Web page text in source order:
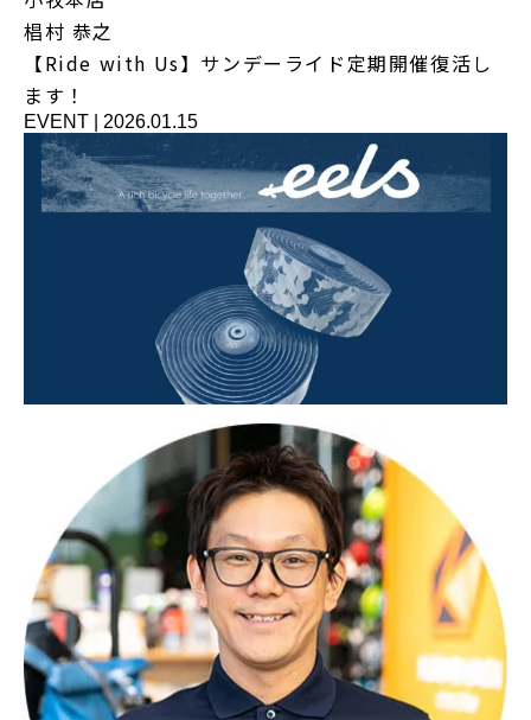
椙村 恭之
【Ride with Us】サンデーライド定期開催復活し
ます！
EVENT 2026.01.15